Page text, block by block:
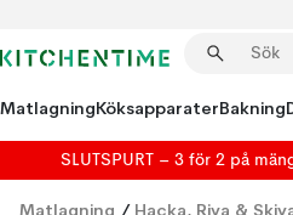
MatlagningKöksapparaterBakning
SLUTSPURT – 3 för 2 på
Matlagning / Hacka, Riva &